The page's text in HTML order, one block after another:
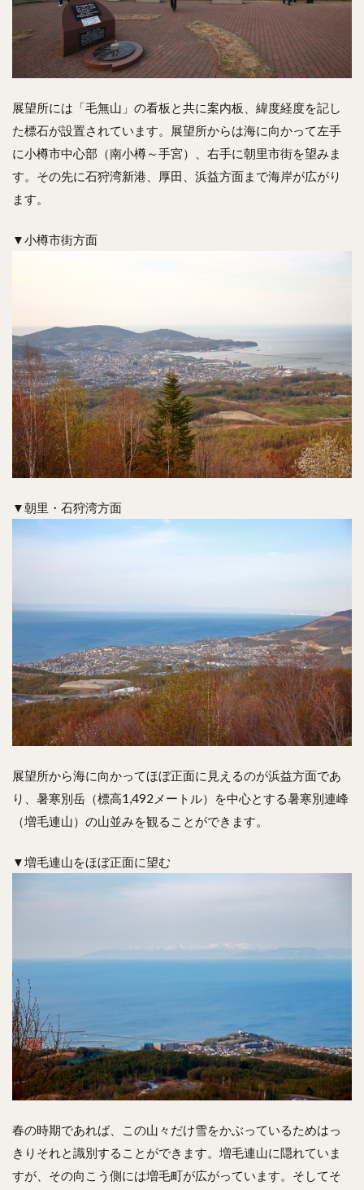
展望所には「毛無山」の看板と共に案内板、緯度経度を記し
た標石が設置されています。展望所からは海に向かって左手
に小樽市中心部（南小樽～手宮）、右手に朝里市街を望みま
す。その先に石狩湾新港、厚田、浜益方面まで海岸が広がり
ます。
▼小樽市街方面
▼朝里・石狩湾方面
展望所から海に向かってほぼ正面に見えるのが浜益方面であ
り、暑寒別岳（標高1,492メートル）を中心とする暑寒別連峰
（増毛連山）の山並みを観ることができます。
▼増毛連山をほぼ正面に望む
春の時期であれば、この山々だけ雪をかぶっているためはっ
きりそれと識別することができます。増毛連山に隠れていま
すが、その向こう側には増毛町が広がっています。そしてそ